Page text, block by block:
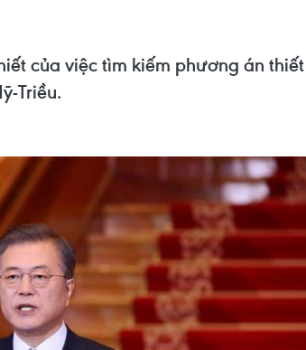
của việc tìm kiếm phương án
Triều.